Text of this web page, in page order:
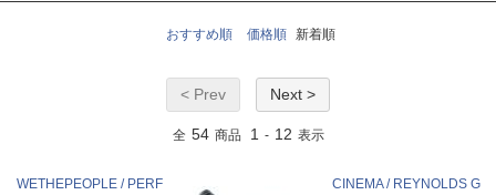
おすすめ順 価格順 新着順
< Prev Next >
全 54 商品 1 - 12 表示
WETHEPEOPLE / PERF
CINEMA / REYNOLDS G